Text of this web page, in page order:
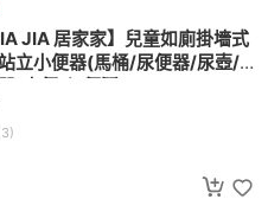
JIA 居家家】兒童如廁掛墻式
立小便器(馬桶/尿便器/尿壺/
/小便斗/便鬥)